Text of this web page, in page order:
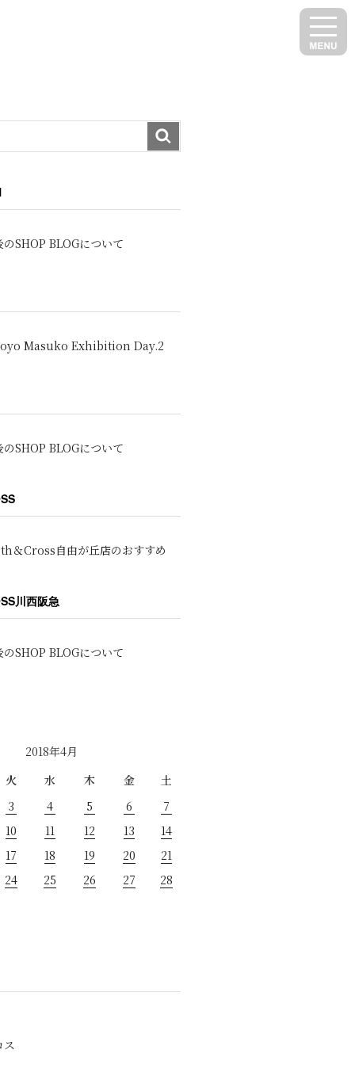
のSHOP BLOGについて
Masuko Exhibition Day.2
のSHOP BLOGについて
＆Cross自由が丘店のおすすめ
川西阪急
のSHOP BLOGについて
2018年4月
火 水 木 金
土
3 4 5 6
7
10 11 12 13
14
17 18 19 20
21
24 25 26 27
28
ス